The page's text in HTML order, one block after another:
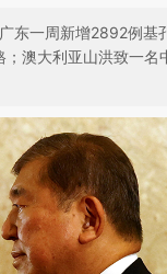
东一周新增2892例基
澳大利亚山洪致一名